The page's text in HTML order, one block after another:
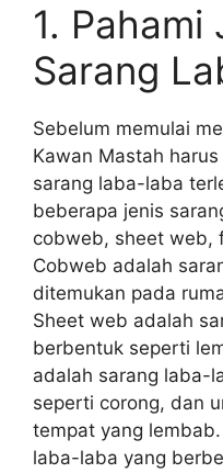
1. Pahami
Sarang
Sebelum memulai
Kawan Mastah
sarang laba-laba
beberapa jenis
cobweb, sheet web,
Cobweb adalah
ditemukan pada
Sheet web adalah
berbentuk seperti
adalah sarang laba-
seperti corong, dan
tempat yang
laba-laba yang